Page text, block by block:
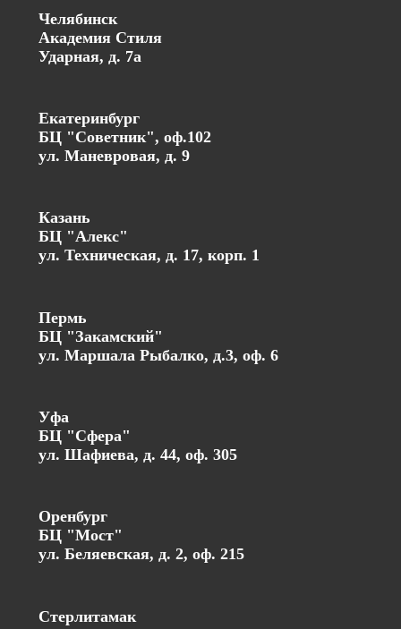
Челябинск
Академия Стиля
Ударная, д. 7а
Екатеринбург
БЦ "Советник", оф.102
ул. Маневровая, д. 9
Казань
БЦ "Алекс"
ул. Техническая, д. 17, корп. 1
Пермь
БЦ "Закамский"
ул. Маршала Рыбалко, д.3, оф. 6
Уфа
БЦ "Сфера"
ул. Шафиева, д. 44, оф. 305
Оренбург
БЦ "Мост"
ул. Беляевская, д. 2, оф. 215
Стерлитамак